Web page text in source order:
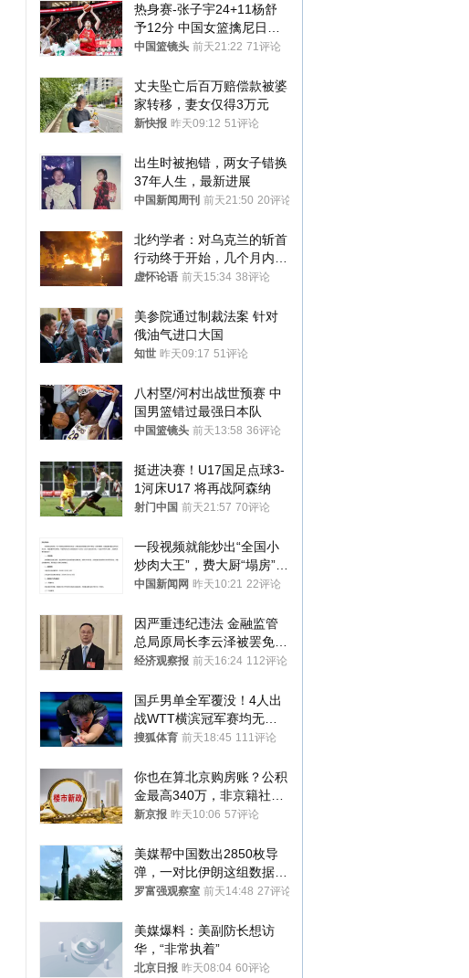
热身赛-张子宇24+11杨舒
予12分 中国女篮擒尼日利
亚
中国篮镜头 前天21:22 71评论
丈夫坠亡后百万赔偿款被婆
家转移，妻女仅得3万元
新快报 昨天09:12 51评论
出生时被抱错，两女子错换
37年人生，最新进展
中国新闻周刊 前天21:50 20评论
北约学者：对乌克兰的斩首
行动终于开始，几个月内乌
将投降
虚怀论语 前天15:34 38评论
美参院通过制裁法案 针对
俄油气进口大国
知世 昨天09:17 51评论
八村塁/河村出战世预赛 中
国男篮错过最强日本队
中国篮镜头 前天13:58 36评论
挺进决赛！U17国足点球3-
1河床U17 将再战阿森纳
射门中国 前天21:57 70评论
一段视频就能炒出“全国小
炒肉大王”，费大厨“塌房”了
吗？
中国新闻网 昨天10:21 22评论
因严重违纪违法 金融监管
总局原局长李云泽被罢免全
国人大代表
经济观察报 前天16:24 112评论
国乒男单全军覆没！4人出
战WTT横滨冠军赛均无缘
八强
搜狐体育 前天18:45 111评论
你也在算北京购房账？公积
金最高340万，非京籍社保
1年
新京报 昨天10:06 57评论
美媒帮中国数出2850枚导
弹，一对比伊朗这组数据，
发现出大事了
罗富强观察室 前天14:48 27评论
美媒爆料：美副防长想访
华，“非常执着”
北京日报 昨天08:04 60评论